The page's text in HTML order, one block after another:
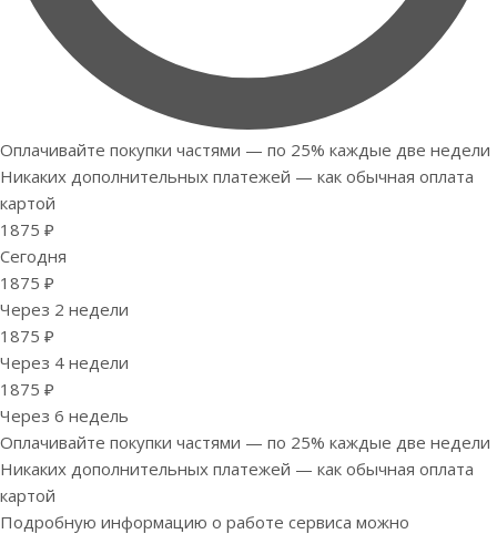
Оплачивайте покупки частями — по 25% каждые две недели
Никаких дополнительных платежей — как обычная оплата
картой
1875 ₽
Сегодня
1875 ₽
Через 2 недели
1875 ₽
Через 4 недели
1875 ₽
Через 6 недель
Оплачивайте покупки частями — по 25% каждые две недели
Никаких дополнительных платежей — как обычная оплата
картой
Подробную информацию о работе сервиса можно